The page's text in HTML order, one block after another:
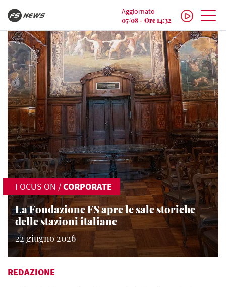
Aggiornato
07/08 - Ore 14:32
FOCUS ON /CORPORATE
La Fondazione FS apre le sale storiche
delle stazioni italiane
22 giugno 2026
REDAZIONE